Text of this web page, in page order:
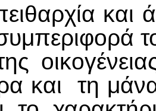
και
και τη